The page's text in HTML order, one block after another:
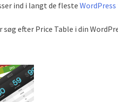
ind i langt de fleste
søg efter Price Table i din